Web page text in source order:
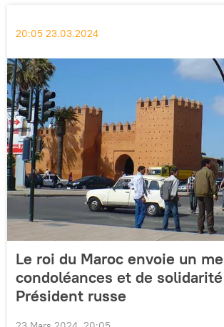
20:05 23.03.2024
Le roi du Maroc envoie un
condoléances et de
Président russe